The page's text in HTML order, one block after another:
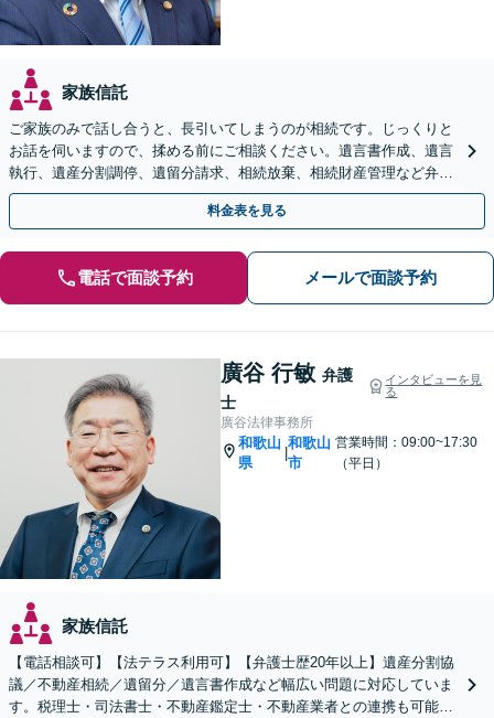
家族信託
ご家族のみで話し合うと、長引いてしまうのが相続です。じっくりと
お話を伺いますので、揉める前にご相談ください。遺言書作成、遺言
執行、遺産分割調停、遺留分請求、相続放棄、相続財産管理など弁護
士にお任せください。【女性スタッフ在籍】
料金表を見る
電話で面談予約 メールで面談予約
廣谷 行敏 弁護
士
インタビューを見
る
廣谷法律事務所
和歌山
県
|
和歌山
市
営業時間：09:00~17:30
（平日）
家族信託
【電話相談可】【法テラス利用可】【弁護士歴20年以上】遺産分割協
議／不動産相続／遺留分／遺言書作成など幅広い問題に対応していま
す。税理士・司法書士・不動産鑑定士・不動産業者との連携も可能。